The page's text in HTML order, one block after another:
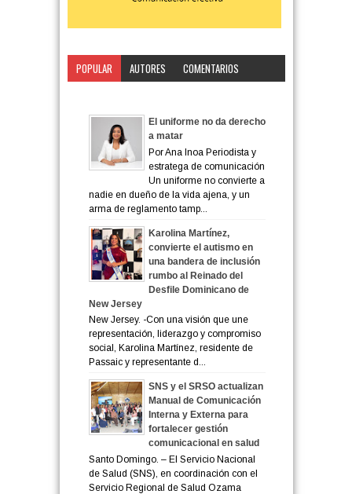
POPULAR AUTORES
COMENTARIOS
El uniforme no da derecho
a matar
Por Ana Inoa Periodista y
estratega de comunicación
Un uniforme no convierte a
nadie en dueño de la vida ajena, y un
arma de reglamento tamp...
Karolina Martínez,
convierte el autismo en
una bandera de inclusión
rumbo al Reinado del
Desfile Dominicano de
New Jersey
New Jersey. -Con una visión que une
representación, liderazgo y compromiso
social, Karolina Martínez, residente de
Passaic y representante d...
SNS y el SRSO actualizan
Manual de Comunicación
Interna y Externa para
fortalecer gestión
comunicacional en salud
Santo Domingo. – El Servicio Nacional
de Salud (SNS), en coordinación con el
Servicio Regional de Salud Ozama